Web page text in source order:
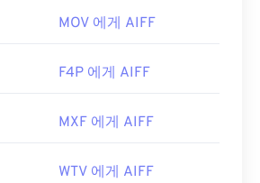
MOV 에게 AIFF
F4P 에게 AIFF
MXF 에게 AIFF
WTV 에게 AIFF